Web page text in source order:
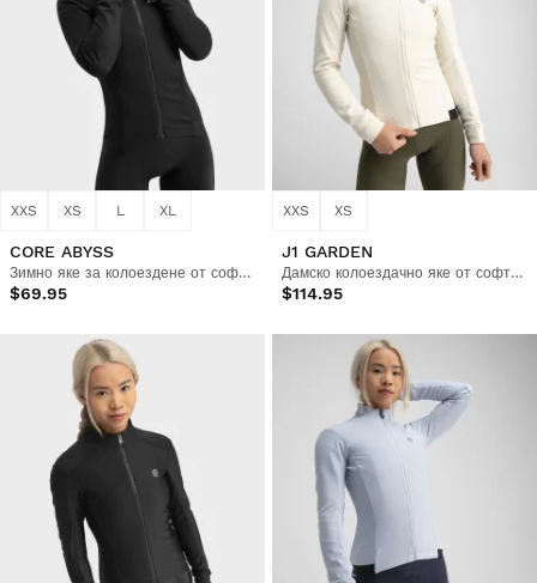
XXS XS L XL
CORE ABYSS
Зимно яке за колоездене от софтшел за жени
$69.95
XXS XS
J1 GARDEN
Дамско колоездачно яке от софтшел
$114.95